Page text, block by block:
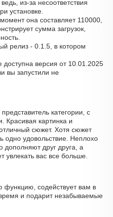
из-за несоответствия
установке.
она составляет 110000,
сумма загрузок,
релиз - 0.1.5, в котором
версия от 10.01.2025
вы запустили не
категории, с
Красивая картинка и
сюжет. Хотя сюжет
одно удовольствие. Неплохо
дополняют друг друга, а
увлекать вас все больше.
функцию, содействует вам в
и подарит незабываемые